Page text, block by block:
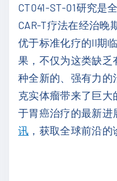
CT041-ST-01研究是
CAR-T疗法在经治晚
优于标准化疗的II期
果，不仅为这类缺乏
种全新的、强有力的
克实体瘤带来了巨大
于胃癌治疗的最新进
讯 ，获取全球前沿的